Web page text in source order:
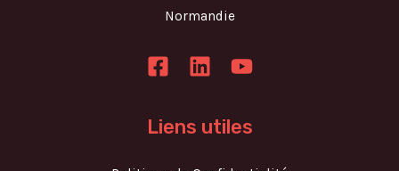
Normandie
Liens utiles